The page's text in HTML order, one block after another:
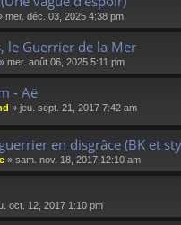
mer. déc. 03, 2025 4:38 pm
le Guerrier de la Mer
» mer. août 06, 2025 5:11 pm
- Aë
» jeu. sept. 21, 2017 7:42 am
en disgrâce (BK et
» sam. nov. 18, 2017 12:10 am
oct. 12, 2017 1:10 pm